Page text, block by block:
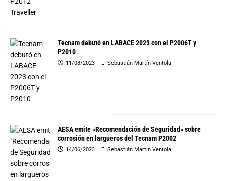
Tecnam debutó en LABACE 2023 con el P2006T y
P2010
11/08/2023 Sebastián Martín Ventola
AESA emite «Recomendación de Seguridad» sobre
corrosión en largueros del Tecnam P2002
14/06/2023 Sebastián Martín Ventola